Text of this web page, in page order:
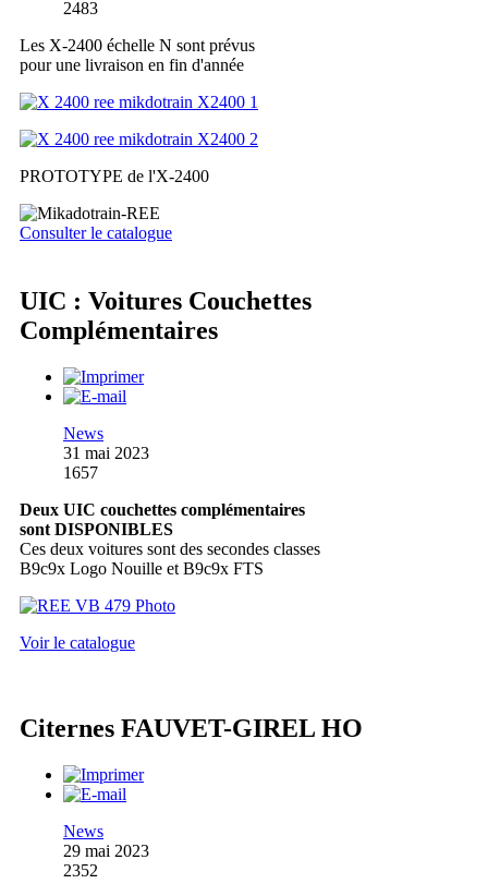
2483
Les X-2400 échelle N sont prévus
pour une livraison en fin d'année
PROTOTYPE de l'X-2400
Consulter le catalogue
UIC : Voitures Couchettes
Complémentaires
News
31 mai 2023
1657
Deux UIC couchettes complémentaires
sont DISPONIBLES
Ces deux voitures sont des secondes classes
B9c9x Logo Nouille et B9c9x FTS
Voir le catalogue
Citernes FAUVET-GIREL HO
News
29 mai 2023
2352